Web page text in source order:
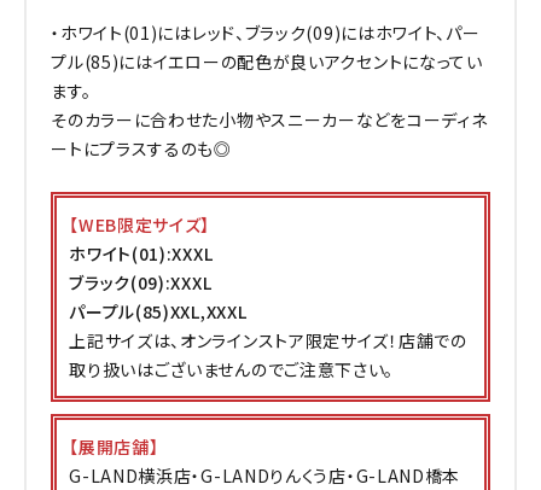
・ホワイト(01)にはレッド、ブラック(09)にはホワイト、パー
プル(85)にはイエローの配色が良いアクセントになってい
ます。
そのカラーに合わせた小物やスニーカーなどをコーディネ
ートにプラスするのも◎
【WEB限定サイズ】
ホワイト(01):XXXL
ブラック(09):XXXL
パープル(85)XXL,XXXL
上記サイズは、オンラインストア限定サイズ！店舗での
取り扱いはございませんのでご注意下さい。
【展開店舗】
G-LAND横浜店・G-LANDりんくう店・G-LAND橋本